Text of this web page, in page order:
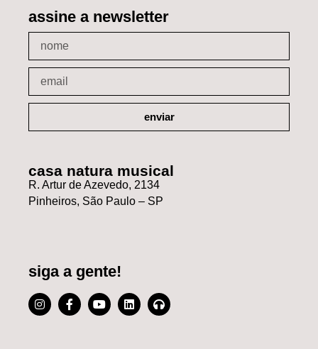
assine a newsletter
enviar
casa natura musical
R. Artur de Azevedo, 2134
Pinheiros, São Paulo – SP
siga a gente!